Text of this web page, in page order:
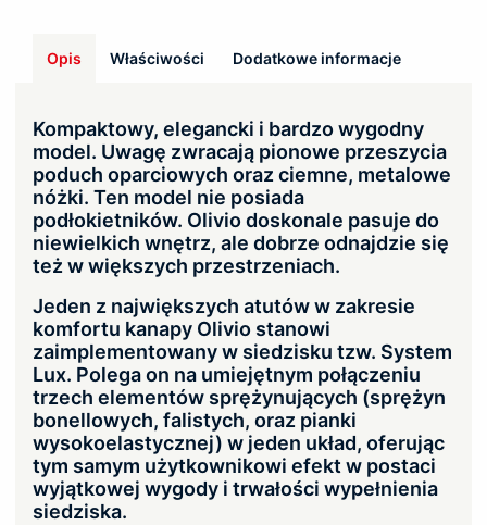
Opis Właściwości Dodatkowe informacje
Kompaktowy, elegancki i bardzo wygodny
model. Uwagę zwracają pionowe przeszycia
poduch oparciowych oraz ciemne, metalowe
nóżki. Ten model nie posiada
podłokietników. Olivio doskonale pasuje do
niewielkich wnętrz, ale dobrze odnajdzie się
też w większych przestrzeniach.
Jeden z największych atutów w zakresie
komfortu kanapy Olivio stanowi
zaimplementowany w siedzisku tzw. System
Lux. Polega on na umiejętnym połączeniu
trzech elementów sprężynujących (sprężyn
bonellowych, falistych, oraz pianki
wysokoelastycznej) w jeden układ, oferując
tym samym użytkownikowi efekt w postaci
wyjątkowej wygody i trwałości wypełnienia
siedziska.